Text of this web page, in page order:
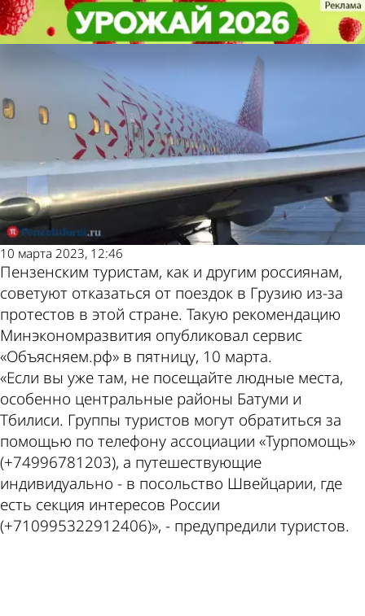
Пензенским туристам следует
отказаться от поездок в Грузию
Общество
10 марта 2023, 12:46
Пензенским туристам, как и другим россиянам,
советуют отказаться от поездок в Грузию из-за
протестов в этой стране. Такую рекомендацию
Минэкономразвития опубликовал сервис
«Объясняем.рф» в пятницу, 10 марта.
«Если вы уже там, не посещайте людные места,
особенно центральные районы Батуми и
Тбилиси. Группы туристов могут обратиться за
помощью по телефону ассоциации «Турпомощь»
(+74996781203), а путешествующие
индивидуально - в посольство Швейцарии, где
есть секция интересов России
(+710995322912406)», - предупредили туристов.
Пензенским туристам следует
отказаться от поездок в Грузию
Общество
Другие новости по
теме
Погода и курсы
валют в Пензе